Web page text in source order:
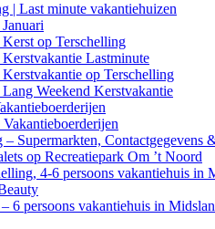
| Last minute vakantiehuizen
op Terschelling
Lastminute
op Terschelling
Weekend Kerstvakantie
Supermarkten, Contactgegevens
op Recreatiepark Om ’t Noord
4-6 persoons vakantiehuis in
6 persoons vakantiehuis in